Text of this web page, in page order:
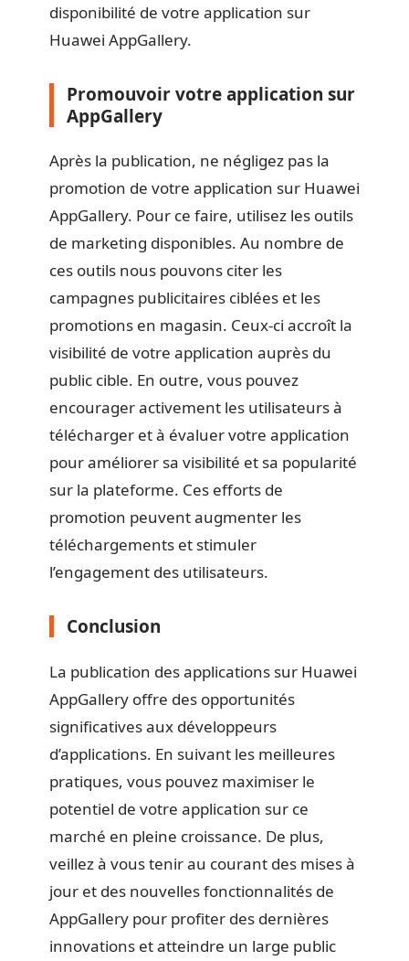
disponibilité de votre application sur
Huawei AppGallery.
Promouvoir votre application sur
AppGallery
Après la publication, ne négligez pas la
promotion de votre application sur Huawei
AppGallery. Pour ce faire, utilisez les outils
de marketing disponibles. Au nombre de
ces outils nous pouvons citer les
campagnes publicitaires ciblées et les
promotions en magasin. Ceux-ci accroît la
visibilité de votre application auprès du
public cible. En outre, vous pouvez
encourager activement les utilisateurs à
télécharger et à évaluer votre application
pour améliorer sa visibilité et sa popularité
sur la plateforme. Ces efforts de
promotion peuvent augmenter les
téléchargements et stimuler
l’engagement des utilisateurs.
Conclusion
La publication des applications sur Huawei
AppGallery offre des opportunités
significatives aux développeurs
d’applications. En suivant les meilleures
pratiques, vous pouvez maximiser le
potentiel de votre application sur ce
marché en pleine croissance. De plus,
veillez à vous tenir au courant des mises à
jour et des nouvelles fonctionnalités de
AppGallery pour profiter des dernières
innovations et atteindre un large public